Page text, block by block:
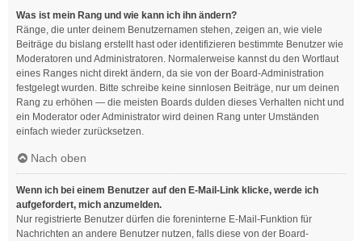
Was ist mein Rang und wie kann ich ihn ändern?
Ränge, die unter deinem Benutzernamen stehen, zeigen an, wie viele
Beiträge du bislang erstellt hast oder identifizieren bestimmte Benutzer wie
Moderatoren und Administratoren. Normalerweise kannst du den Wortlaut
eines Ranges nicht direkt ändern, da sie von der Board-Administration
festgelegt wurden. Bitte schreibe keine sinnlosen Beiträge, nur um deinen
Rang zu erhöhen — die meisten Boards dulden dieses Verhalten nicht und
ein Moderator oder Administrator wird deinen Rang unter Umständen
einfach wieder zurücksetzen.
Nach oben
Wenn ich bei einem Benutzer auf den E-Mail-Link klicke, werde ich
aufgefordert, mich anzumelden.
Nur registrierte Benutzer dürfen die foreninterne E-Mail-Funktion für
Nachrichten an andere Benutzer nutzen, falls diese von der Board-